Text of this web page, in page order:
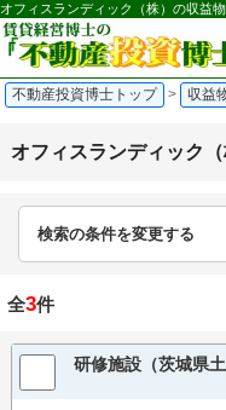
オフィスランディック（株）の収益
不動産投資博士トップ > 収益
オフィスランディック
検索の条件を変更する
全3件
研修施設（茨城県土